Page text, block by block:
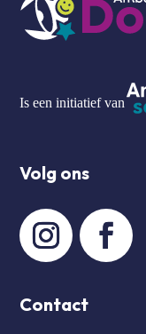
Is een initiatief van
Volg ons
Contact